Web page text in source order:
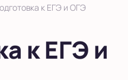
к ЕГЭ и ОГЭ
к ЕГЭ и